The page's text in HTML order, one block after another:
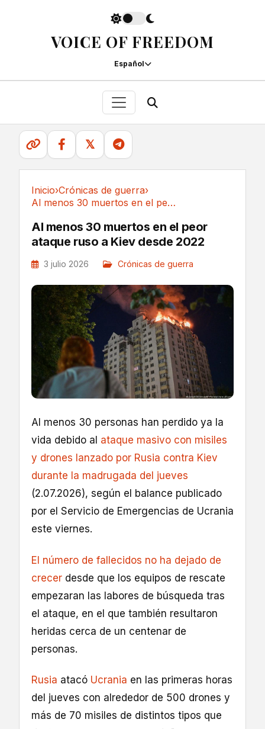
VOICE OF FREEDOM
Español
𝕏
Inicio›Crónicas de guerra›
Al menos 30 muertos en el peor ataque ruso a...
Al menos 30 muertos en el peor
ataque ruso a Kiev desde 2022
3 julio 2026 Crónicas de guerra
Al menos 30 personas han perdido ya la
vida debido al ataque masivo con misiles
y drones lanzado por Rusia contra Kiev
durante la madrugada del jueves
(2.07.2026), según el balance publicado
por el Servicio de Emergencias de Ucrania
este viernes.
El número de fallecidos no ha dejado de
crecer desde que los equipos de rescate
empezaran las labores de búsqueda tras
el ataque, en el que también resultaron
heridas cerca de un centenar de
personas.
Rusia atacó Ucrania en las primeras horas
del jueves con alrededor de 500 drones y
más de 70 misiles de distintos tipos que